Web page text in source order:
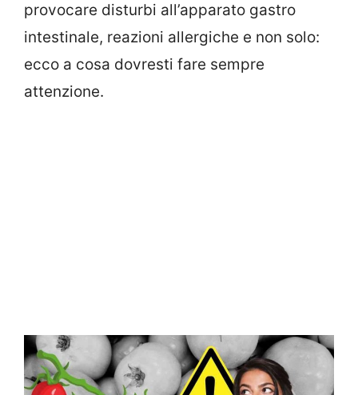
provocare disturbi all’apparato gastro
intestinale, reazioni allergiche e non solo:
ecco a cosa dovresti fare sempre
attenzione.